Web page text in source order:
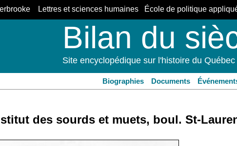
Lettres et sciences humaines École de politique
Bilan du
Site encyclopédique sur l'histoire du
Biographies Documents
des sourds et muets, boul. St-